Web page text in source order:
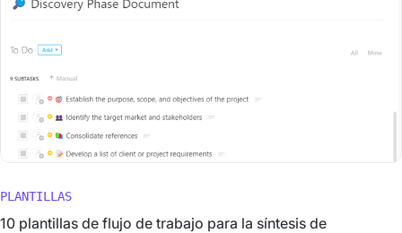
PLANTILLAS
10 plantillas de flujo de trabajo para la síntesis de